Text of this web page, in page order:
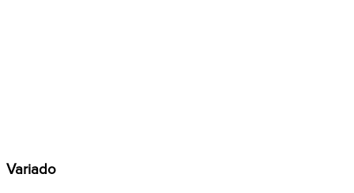
Variado